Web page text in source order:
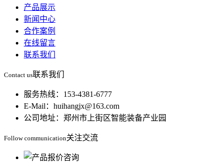
产品展示
新闻中心
合作案例
在线留言
联系我们
Contact us联系我们
服务热线：153-4381-6777
E-Mail：huihangjx@163.com
公司地址：郑州市上街区智能装备产业园
Follow communication关注交流